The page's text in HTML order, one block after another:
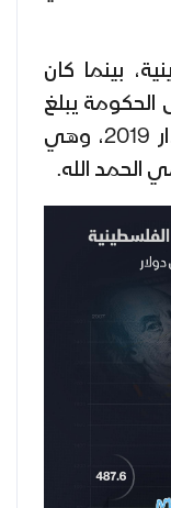
بينما كان
يبلغ
1.32 مليار دولار، بحلول مارس/آذار 2019، وهي
الحمد الله.